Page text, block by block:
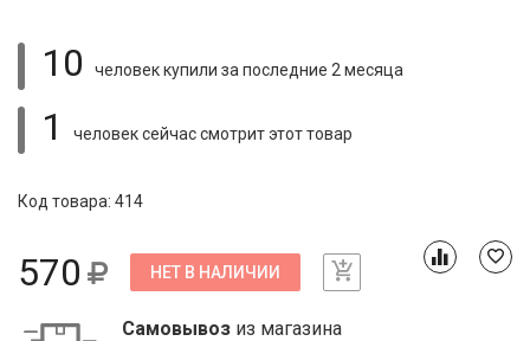
10 человек купили за последние 2 месяца
1 человек сейчас смотритэтот товар
Код товара: 414
570 НЕТ В НАЛИЧИИ
Самовывоз из магазина